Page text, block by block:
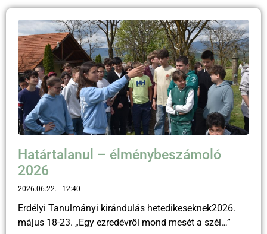
Határtalanul – élménybeszámoló
2026
2026.06.22. 12:40
Erdélyi Tanulmányi kirándulás hetedikeseknek2026.
május 18-23. „Egy ezredévről mond mesét a szél…”